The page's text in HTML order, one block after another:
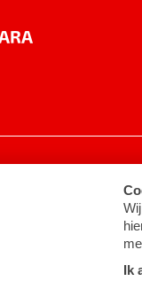
instellingen